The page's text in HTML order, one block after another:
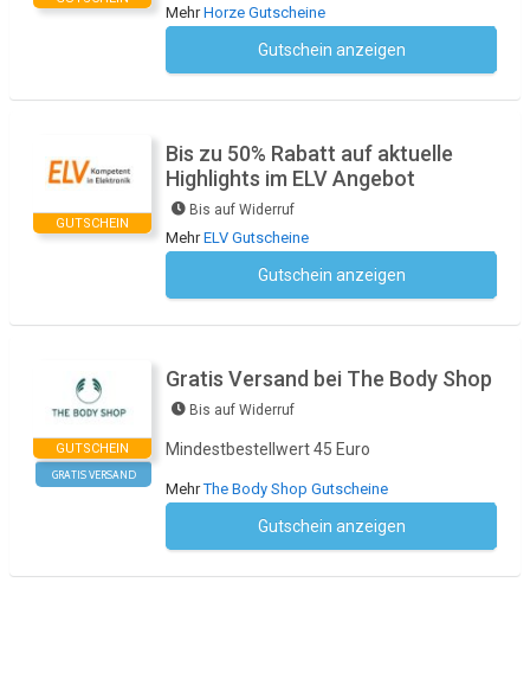
MehrHorze Gutscheine
Gutschein anzeigen
GUTSCHEIN
Bis zu 50% Rabatt auf aktuelle
Highlights im ELV Angebot
Bis auf Widerruf
MehrELV Gutscheine
Gutschein anzeigen
GUTSCHEIN
GRATIS VERSAND
Gratis Versand bei The Body Shop
Bis auf Widerruf
Mindestbestellwert 45 Euro
MehrThe Body Shop Gutscheine
Gutschein anzeigen